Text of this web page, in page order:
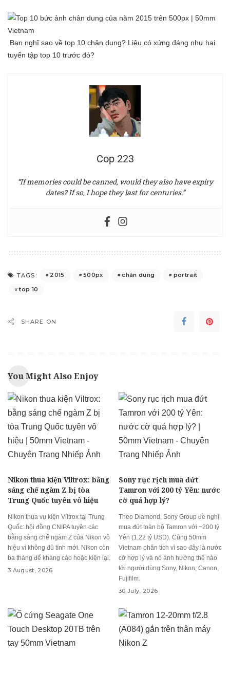
Bạn nghĩ sao về top 10 chân dung? Liệu có xứng đáng như hai
tuyển tập top 10 trước đó?
Cop 223
“If memories could be canned, would they also have expiry
dates? If so, I hope they last for centuries.”
TAGS: 2015 500px chân dung
portrait
top 10
SHARE ON
You Might Also Enjoy
Nikon thua kiện Viltrox: bằng
sáng chế ngàm Z bị tòa
Trung Quốc tuyên vô hiệu
Nikon thua vụ kiện Viltrox tại Trung
Quốc: hội đồng CNIPA tuyên các
bằng sáng chế ngàm Z của Nikon vô
hiệu vì không đủ tính mới. Nikon còn
ba tháng để kháng cáo hoặc kiện lại.
3 August, 2026
Sony rục rịch mua đứt
Tamron với 200 tỷ Yên: nước
cờ quá hợp lý?
Theo Diamond, Sony Group đề nghị
mua đứt toàn bộ Tamron với ~200 tỷ
Yên (1,22 tỷ USD). Cùng 50mm
Vietnam phân tích vì sao đây là nước
cờ hợp lý và nó ảnh hưởng thế nào
tới người dùng Sony, Nikon, Canon,
Fujifilm.
30 July, 2026